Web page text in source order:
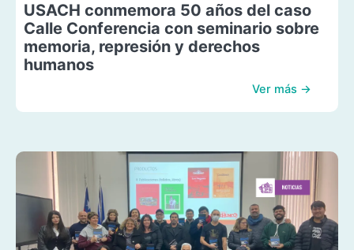
USACH conmemora 50 años del caso
Calle Conferencia con seminario sobre
memoria, represión y derechos
humanos
Ver más →